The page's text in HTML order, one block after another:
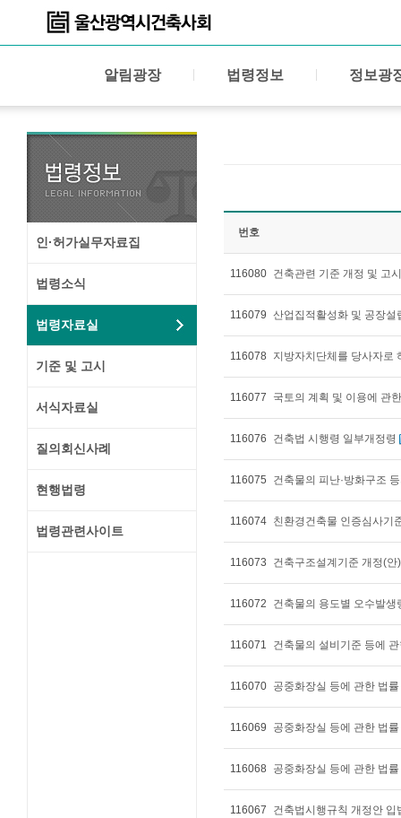
알림광장 법령정보 정보광
인·허가실무자료집
법령소식
법령자료실
기준 및 고시
서식자료실
질의회신사례
현행법령
법령관련사이트
번호
116080 건축관련 기준 개정 및 고시
116079 산업집적활성화 및 공장
116078 지방자치단체를 당사자로
116077 국토의 계획 및 이용에 관
116076 건축법 시행령 일부개정령
116075 건축물의 피난·방화구조
116074 친환경건축물 인증심사기
116073 건축구조설계기준 개정(안
116072 건축물의 용도별 오수발
116071 건축물의 설비기준 등에
116070 공중화장실 등에 관한 법
116069 공중화장실 등에 관한 법
116068 공중화장실 등에 관한 법률
116067 건축법시행규칙 개정안 입